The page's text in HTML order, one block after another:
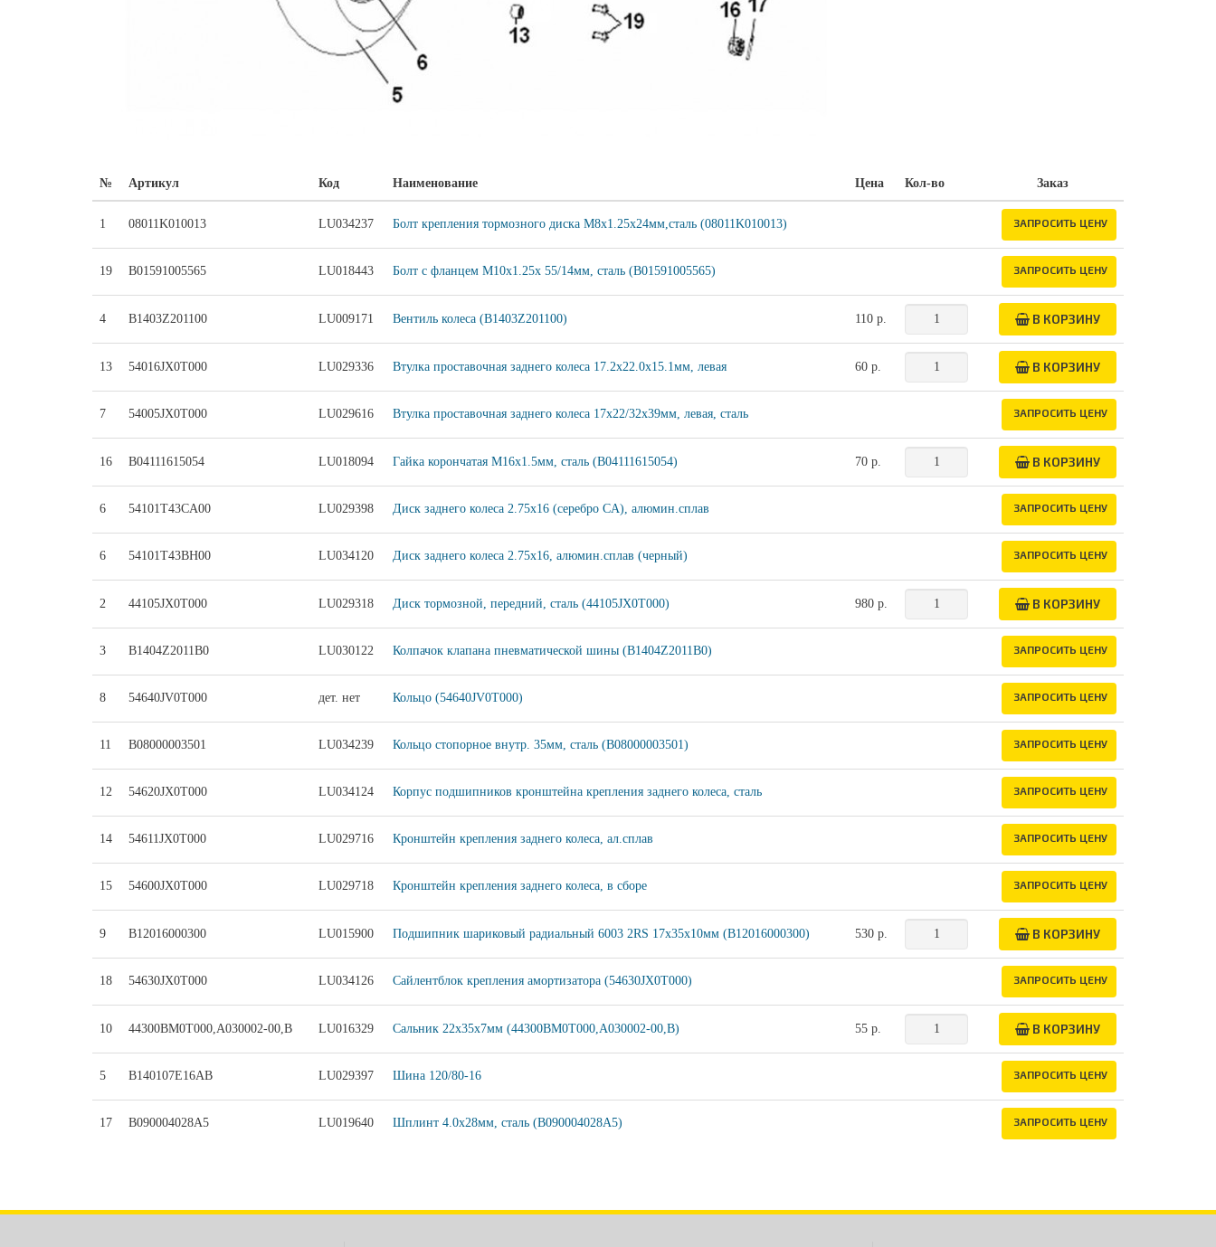
№ Артикул Код Наименование Цена Кол-во Заказ
1 08011K010013 LU034237 Болт крепления тормозного диска M8х1.25х24мм,сталь (08011K010013) ЗАПРОСИТЬ ЦЕНУ
19 B01591005565 LU018443 Болт с фланцем М10х1.25х 55/14мм, сталь (B01591005565) ЗАПРОСИТЬ ЦЕНУ
4 B1403Z201100 LU009171 Вентиль колеса (B1403Z201100) 110 р. В КОРЗИНУ
13 54016JX0T000 LU029336 Втулка проставочная заднего колеса 17.2х22.0х15.1мм, левая 60 р. В КОРЗИНУ
7 54005JX0T000 LU029616 Втулка проставочная заднего колеса 17x22/32x39мм, левая, сталь ЗАПРОСИТЬ ЦЕНУ
16 B04111615054 LU018094 Гайка корончатая M16х1.5мм, сталь (B04111615054) 70 р. В КОРЗИНУ
6 54101T43CA00 LU029398 Диск заднего колеса 2.75x16 (серебро CA), алюмин.сплав ЗАПРОСИТЬ ЦЕНУ
6 54101T43BH00 LU034120 Диск заднего колеса 2.75х16, алюмин.сплав (черный) ЗАПРОСИТЬ ЦЕНУ
2 44105JX0T000 LU029318 Диск тормозной, передний, сталь (44105JX0T000) 980 р. В КОРЗИНУ
3 B1404Z2011B0 LU030122 Колпачок клапана пневматической шины (B1404Z2011B0) ЗАПРОСИТЬ ЦЕНУ
8 54640JV0T000 дет. нет Кольцо (54640JV0T000) ЗАПРОСИТЬ ЦЕНУ
11 B08000003501 LU034239 Кольцо стопорное внутр. 35мм, сталь (B08000003501) ЗАПРОСИТЬ ЦЕНУ
12 54620JX0T000 LU034124 Корпус подшипников кронштейна крепления заднего колеса, сталь ЗАПРОСИТЬ ЦЕНУ
14 54611JX0T000 LU029716 Кронштейн крепления заднего колеcа, ал.сплав ЗАПРОСИТЬ ЦЕНУ
15 54600JX0T000 LU029718 Кронштейн крепления заднего колеса, в сборе ЗАПРОСИТЬ ЦЕНУ
9 B12016000300 LU015900 Подшипник шариковый радиальный 6003 2RS 17х35х10мм (B12016000300) 530 р. В КОРЗИНУ
18 54630JX0T000 LU034126 Сайлентблок крепления амортизатора (54630JX0T000) ЗАПРОСИТЬ ЦЕНУ
10 44300BM0T000,A030002-00,B LU016329 Сальник 22х35х7мм (44300BM0T000,A030002-00,B) 55 р. В КОРЗИНУ
5 B140107E16AB LU029397 Шина 120/80-16 ЗАПРОСИТЬ ЦЕНУ
17 B090004028A5 LU019640 Шплинт 4.0х28мм, сталь (B090004028A5) ЗАПРОСИТЬ ЦЕНУ